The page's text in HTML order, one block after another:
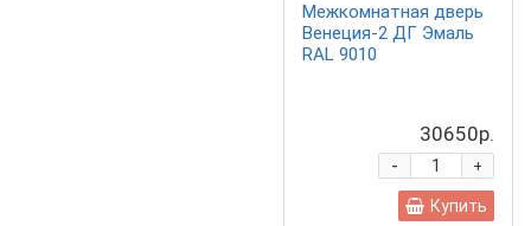
Межкомнатная дверь
Венеция-2 ДГ Эмаль
RAL 9010
30650р.
+
-
Купить